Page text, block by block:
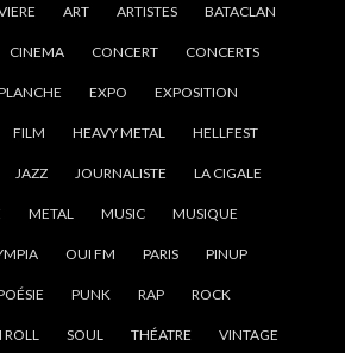
ART ARTISTES BATACLAN
CINEMA CONCERT CONCERTS
EXPO EXPOSITION
FILM HEAVY METAL HELLFEST
JAZZ JOURNALISTE LA CIGALE
METAL MUSIC MUSIQUE
OUI FM PARIS PINUP
PUNK RAP ROCK
SOUL THÉATRE VINTAGE